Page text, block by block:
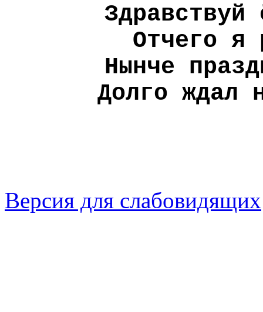
Отчего я
Нынче
Долго ждал
Версия для слабовидящих